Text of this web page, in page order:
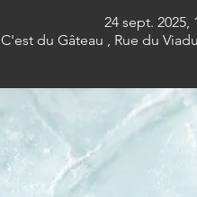
24 sept. 2025,
C'est du Gâteau , Rue du